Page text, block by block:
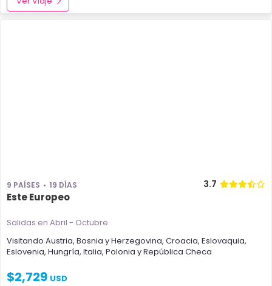
9 PAÍSES 19 DÍAS 3.7
Este Europeo
Salidas en Abril - Octubre
Visitando Austria, Bosnia y Herzegovina, Croacia, Eslovaquia,
Eslovenia, Hungría, Italia, Polonia yRepública Checa
$2,729 USD